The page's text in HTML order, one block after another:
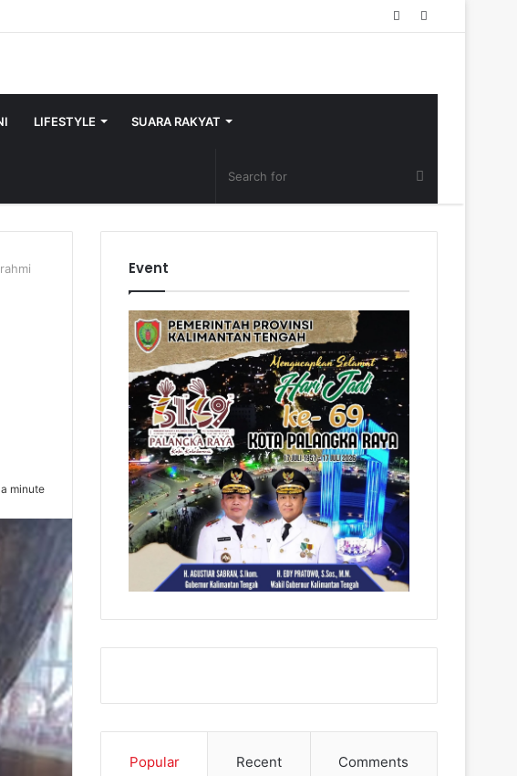
Random
LIFESTYLE SUARA RAKYAT
minute
Event
Popular Recent Comments